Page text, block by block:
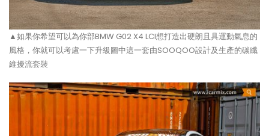
▲如果你希望可以為你部BMW G02 X4 LCI想打造出硬朗且具運動氣息的
風格，你就可以考慮一下升級圖中這一套由SOOQOO設計及生產的碳纖
維擾流套裝